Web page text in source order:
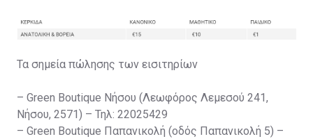
Τα σημεία πώλησης των εισιτηρίων
– Green Boutique Νήσου (Λεωφόρος Λεμεσού 241,
Νήσου, 2571) – Τηλ: 22025429
– Green Boutique Παπανικολή (οδός Παπανικολή 5) –